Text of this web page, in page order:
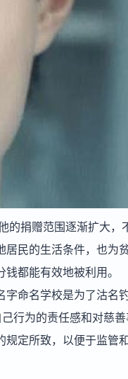
的捐赠范围逐渐扩大，
居民的生活条件，也为
都能有效地被利用。
字命名学校是为了沽名
行为的责任感和对慈善
规定所致，以便于监管